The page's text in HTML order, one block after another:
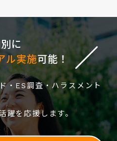
に
ル実施可能！
・ES調査・ハラスメント
躍を応援します。